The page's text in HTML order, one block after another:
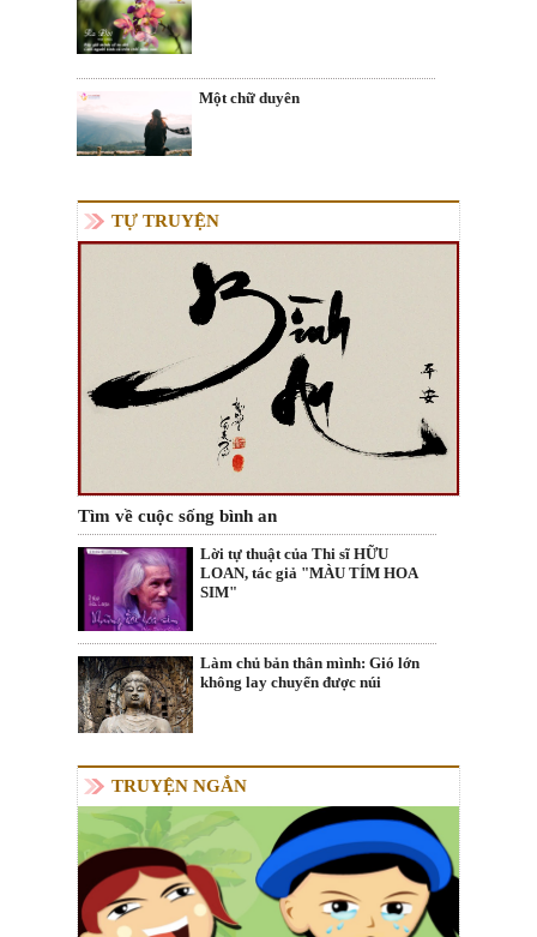
Một chữ duyên
TỰ TRUYỆN
Tìm về cuộc sống bình an
Lời tự thuật của Thi sĩ HỮU
LOAN, tác giả "MÀU TÍM HOA
SIM"
Làm chủ bản thân mình: Gió lớn
không lay chuyển được núi
TRUYỆN NGẮN